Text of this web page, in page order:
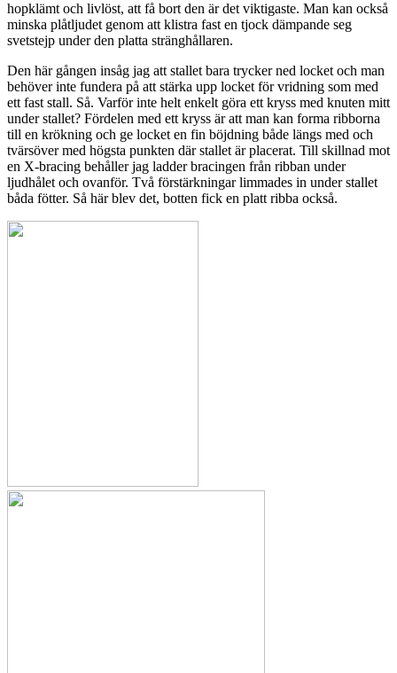
hopklämt och livlöst, att få bort den är det viktigaste. Man kan också
minska plåtljudet genom att klistra fast en tjock dämpande seg
svetstejp under den platta stränghållaren.
Den här gången insåg jag att stallet bara trycker ned locket och man
behöver inte fundera på att stärka upp locket för vridning som med
ett fast stall. Så. Varför inte helt enkelt göra ett kryss med knuten mitt
under stallet? Fördelen med ett kryss är att man kan forma ribborna
till en krökning och ge locket en fin böjdning både längs med och
tvärsöver med högsta punkten där stallet är placerat. Till skillnad mot
en X-bracing behåller jag ladder bracingen från ribban under
ljudhålet och ovanför. Två förstärkningar limmades in under stallet
båda fötter. Så här blev det, botten fick en platt ribba också.